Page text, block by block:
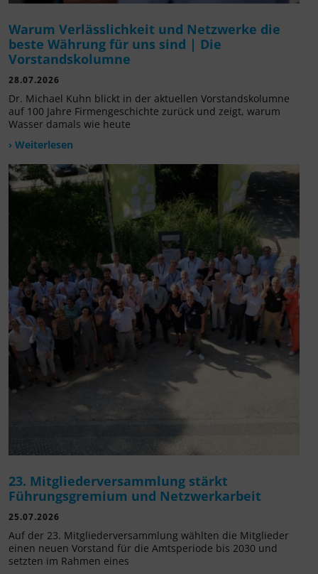
Warum Verlässlichkeit und Netzwerke die
beste Währung für uns sind | Die
Vorstandskolumne
28.07.2026
Dr. Michael Kuhn blickt in der aktuellen Vorstandskolumne
auf 100 Jahre Firmengeschichte zurück und zeigt, warum
Wasser damals wie heute
› Weiterlesen
23. Mitgliederversammlung stärkt
Führungsgremium und Netzwerkarbeit
25.07.2026
Auf der 23. Mitgliederversammlung wählten die Mitglieder
einen neuen Vorstand für die Amtsperiode bis 2030 und
setzten im Rahmen eines